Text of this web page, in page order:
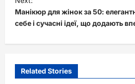
n
a
v
g
Манікюр для жінок за 50:
себе і сучасні ідеї, що додають
Related Stories